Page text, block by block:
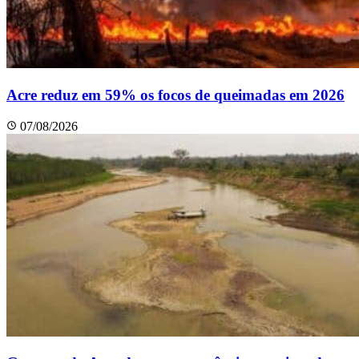
Acre reduz em 59% os focos de queimadas em 2026
07/08/2026